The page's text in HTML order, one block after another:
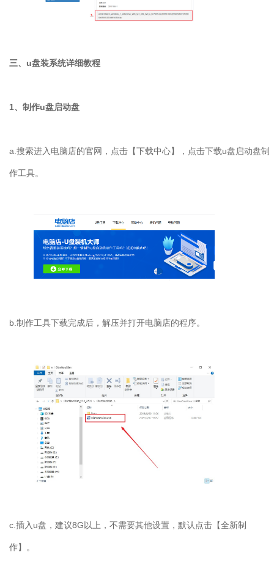
三、 u盘装系统详细教程
1、制作u盘启动盘
a.搜索进入电脑店的官网，点击【下载中心】，点击下载u盘启动盘制
作工具。
b. 制作工具下载完成后，解压并打开电脑店的程序。
c. 插入 u盘，建议8G以上，不需要其他设置，默认点击【全新制
作】。